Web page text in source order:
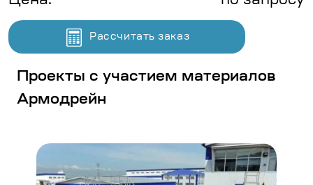
Рассчитать заказ
Проекты с участием материалов
Армодрейн